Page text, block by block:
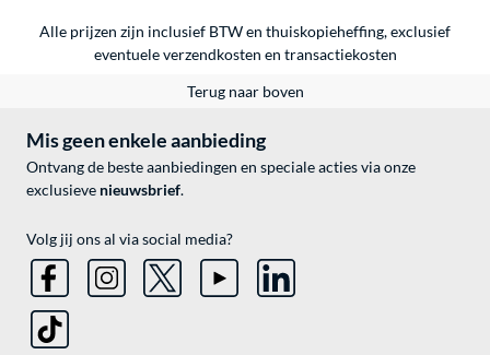
Alle prijzen zijn inclusief BTW en thuiskopieheffing, exclusief
eventueleverzendkosten en transactiekosten
Terug naar boven
Mis geen enkele aanbieding
Ontvang de beste aanbiedingen en speciale acties via onze
exclusieve nieuwsbrief.
Volg jij ons al via social media?